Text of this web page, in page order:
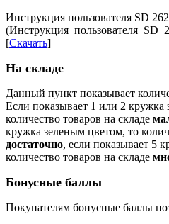
Инструкция пользователя SD
[Скачать]
На складе
Данный пункт показывает
Если показывает 1 или 2 кружка
количество товаров на складе
кружка зеленым цветом, то
достаточно, если показывает 5
количество товаров на складе
Бонусные баллы
Покупателям бонусные баллы